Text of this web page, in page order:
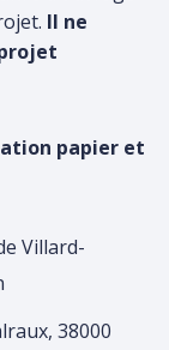
Il ne
papier et
Villard-
38000